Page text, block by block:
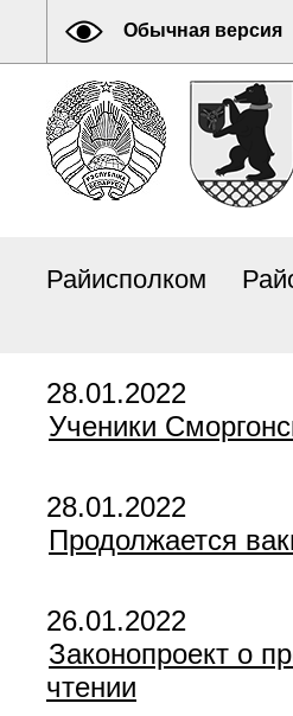
Обычная версия
Райисполком
28.01.2022
Ученики
28.01.2022
Продолжается
26.01.2022
Законопроект о
чтении